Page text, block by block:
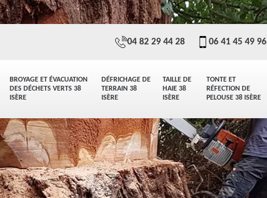
BROYAGE ET ÉVACUATION
DES DÉCHETS VERTS 38
ISÈRE
DÉFRICHAGE DE
TERRAIN 38
ISÈRE
TAILLE DE
HAIE 38
ISÈRE
TONTE ET
RÉFECTION DE
PELOUSE 38 ISÈRE
04 82 29 44 28 06 41 45 49 96